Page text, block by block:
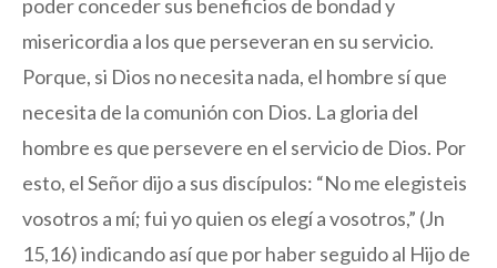
poder conceder sus beneficios de bondad y
misericordia a los que perseveran en su servicio.
Porque, si Dios no necesita nada, el hombre sí que
necesita de la comunión con Dios. La gloria del
hombre es que persevere en el servicio de Dios. Por
esto, el Señor dijo a sus discípulos: “No me elegisteis
vosotros a mí; fui yo quien os elegí a vosotros,” (Jn
15,16) indicando así que por haber seguido al Hijo de